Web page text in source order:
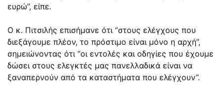
ευρώ”, είπε.
Ο κ. Πιτσιλής επισήμανε ότι “στους ελέγχους που
διεξάγουμε πλέον, το πρόστιμο είναι μόνο η αρχή”,
σημειώνοντας ότι “οι εντολές και οδηγίες που έχουμε
δώσει στους ελεγκτές μας πανελλαδικά είναι να
ξαναπερνούν από τα καταστήματα που ελέγχουν”.